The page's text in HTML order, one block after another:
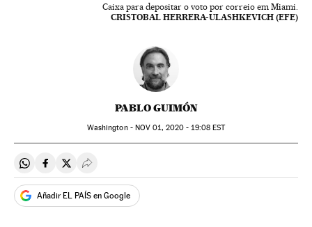
Caixa para depositar o voto por correio em Miami.
CRISTOBAL HERRERA-ULASHKEVICH (EFE)
PABLO GUIMÓN
Washington - NOV 01, 2020 - 19:08EST
Compartir en Whatsapp
Compartir en Facebook
Compartir en Twitter
Desplegar Redes Sociales
Añadir EL PAÍS en Google